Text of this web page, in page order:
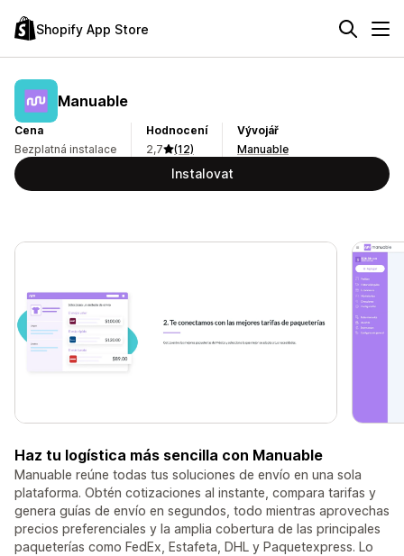
Shopify App Store
Manuable
Cena
Bezplatná instalace
Hodnocení
2,7
(12)
Vývojář
Manuable
Instalovat
Haz tu logística más sencilla con Manuable
Manuable reúne todas tus soluciones de envío en una sola
plataforma. Obtén cotizaciones al instante, compara tarifas y
genera guías de envío en segundos, todo mientras aprovechas
precios preferenciales y la amplia cobertura de las principales
paqueterías como FedEx, Estafeta, DHL y Paquetexpress. Lo